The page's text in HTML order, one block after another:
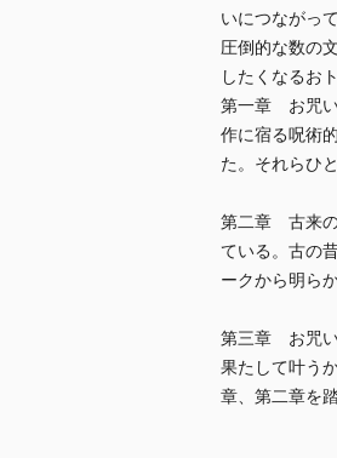
いにつながっ
圧倒的な数の
したくなるお
第一章 お咒い
作に宿る呪術
た。それらひ
第二章 古来の
ている。古の
ークから明ら
第三章 お咒い
果たして叶う
章、第二章を